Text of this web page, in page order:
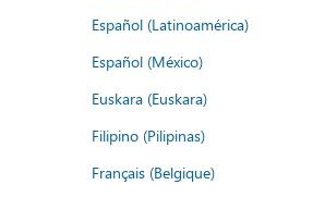
Español (Latinoamérica)
Español (México)
Euskara (Euskara)
Filipino (Pilipinas)
Français (Belgique)